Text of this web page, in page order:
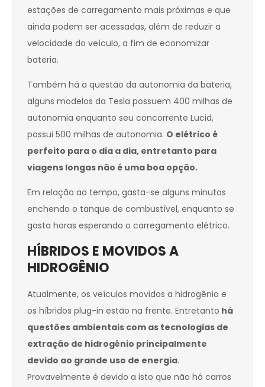
estações de carregamento mais próximas e que
ainda podem ser acessadas, além de reduzir a
velocidade do veículo, a fim de economizar
bateria.
Também há a questão da autonomia da bateria,
alguns modelos da Tesla possuem 400 milhas de
autonomia enquanto seu concorrente Lucid,
possui 500 milhas de autonomia. O elétrico é
perfeito para o dia a dia, entretanto para
viagens longas não é uma boa opção.
Em relação ao tempo, gasta-se alguns minutos
enchendo o tanque de combustível, enquanto se
gasta horas esperando o carregamento elétrico.
HÍBRIDOS E MOVIDOS A
HIDROGÊNIO
Atualmente, os veículos movidos a hidrogênio e
os híbridos plug-in estão na frente. Entretanto há
questões ambientais com as tecnologias de
extração de hidrogênio principalmente
devido ao grande uso de energia.
Provavelmente é devido a isto que não há carros